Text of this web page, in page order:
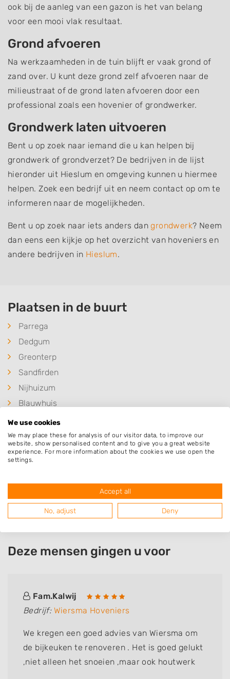
ook bij de aanleg van een gazon is het van belang
voor een mooi vlak resultaat.
Grond afvoeren
Na werkzaamheden in de tuin blijft er vaak grond of
zand over. U kunt deze grond zelf afvoeren naar de
milieustraat of de grond laten afvoeren door een
professional zoals een hovenier of grondwerker.
Grondwerk laten uitvoeren
Bent u op zoek naar iemand die u kan helpen bij
grondwerk of grondverzet? De bedrijven in de lijst
hieronder uit Hieslum en omgeving kunnen u hiermee
helpen. Zoek een bedrijf uit en neem contact op om te
informeren naar de mogelijkheden.
Bent u op zoek naar iets anders dangrondwerk? Neem
dan eens een kijkje op het overzicht van hoveniers en
andere bedrijven in Hieslum.
Plaatsen in de buurt
Parrega
Dedgum
Greonterp
Sandfirden
Nijhuizum
Blauwhuis
Ferwoude
Tjerkwerd
Workum
Westhem
Deze mensen gingen u voor
Fam.Kalwij
Bedrijf: Wiersma Hoveniers
We kregen een goed advies van Wiersma om
de bijkeuken te renoveren . Het is goed gelukt
,niet alleen het snoeien ,maar ook houtwerk
We use cookies
We may place these for analysis of our visitor data, to improve our
website, show personalised content and to give you a great website
experience. For more information about the cookies we use open the
settings.
Accept all
No, adjust Deny